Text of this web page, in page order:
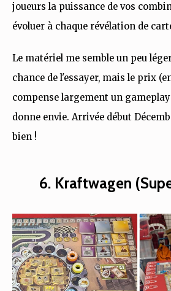
joueurs la puissance de vos
évoluer à chaque révélation de
Le matériel me semble un peu
chance de l'essayer, mais le prix
compense largement un
donne envie. Arrivée début
bien !
6. Kraftwagen